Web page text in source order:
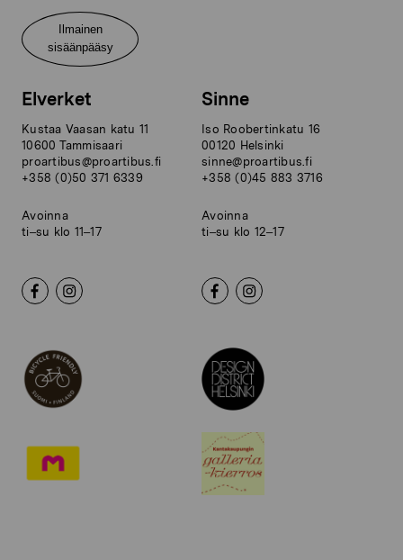
Ilmainen
sisäänpääsy
Elverket
Kustaa Vaasan katu 11
10600 Tammisaari
proartibus@proartibus.fi
+358 (0)50 371 6339
Avoinna
ti–su klo 11–17
Sinne
Iso Roobertinkatu 16
00120 Helsinki
sinne@proartibus.fi
+358 (0)45 883 3716
Avoinna
ti–su klo 12–17